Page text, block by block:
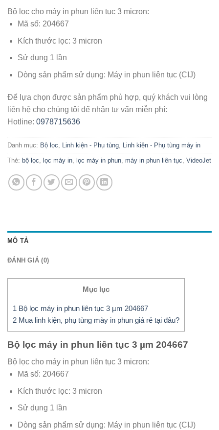
Bộ lọc cho máy in phun liên tục 3 micron:
Mã số: 204667
Kích thước lọc: 3 micron
Sử dụng 1 lần
Dòng sản phẩm sử dụng: Máy in phun liên tục (CIJ)
Để lựa chọn được sản phẩm phù hợp, quý khách vui lòng
liên hệ cho chúng tôi để nhận tư vấn miễn phí:
Hotline: 0978715636
Danh mục: Bộ lọc, Linh kiện - Phụ tùng, Linh kiện - Phụ tùng máy in
Thẻ: bộ lọc, lọc máy in, lọc máy in phun, máy in phun liên tục, VideoJet
MÔ TẢ
ĐÁNH GIÁ (0)
Mục lục
1 Bộ lọc máy in phun liên tục 3 µm 204667
2 Mua linh kiện, phụ tùng mày in phun giá rẻ tại đâu?
Bộ lọc máy in phun liên tục 3 µm 204667
Bộ lọc cho máy in phun liên tục 3 micron:
Mã số: 204667
Kích thước lọc: 3 micron
Sử dụng 1 lần
Dòng sản phẩm sử dụng: Máy in phun liên tục (CIJ)